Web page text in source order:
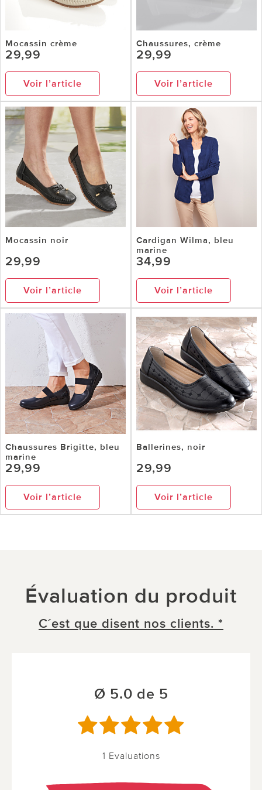
Mocassin crème
29,99
Voir l’article
Chaussures, crème
29,99
Voir l’article
Mocassin noir
29,99
Voir l’article
Cardigan Wilma, bleu
marine
34,99
Voir l’article
Chaussures Brigitte, bleu
marine
29,99
Voir l’article
Ballerines, noir
29,99
Voir l’article
Évaluation du produit
C´est que disent nos clients. *
Ø 5.0 de 5
1 Evaluations